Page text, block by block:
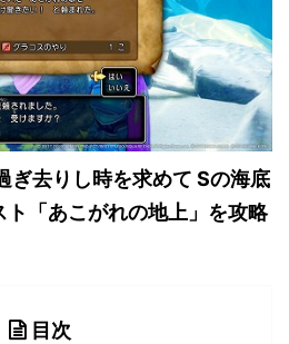
ぎ去りし時を求めて Sの海底
「あこがれの地上」を攻略
目次